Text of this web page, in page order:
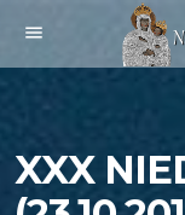
menu
XXX